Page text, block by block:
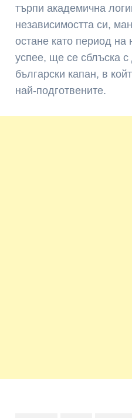
търпи академична
независимостта си,
остане като период на
успее, ще се сблъска с
български капан, в
най-подготвените.